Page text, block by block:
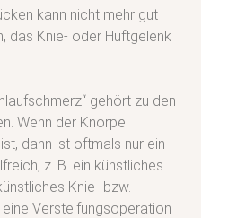
kann nicht mehr gut
das Knie- oder Hüftgelenk
gehört zu den
Wenn der Knorpel
dann ist oftmals nur ein
z. B. ein künstliches
Knie- bzw.
Versteifungsoperation